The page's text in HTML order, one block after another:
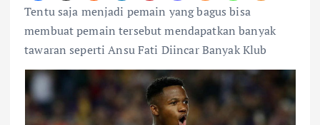
Tentu saja menjadi pemain yang bagus bisa
membuat pemain tersebut mendapatkan banyak
tawaran seperti Ansu Fati Diincar Banyak Klub